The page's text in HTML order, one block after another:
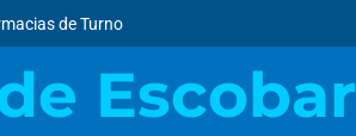
de Turno
Escobar